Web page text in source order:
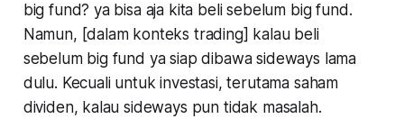
big fund? ya bisa aja kita beli sebelum big fund.
Namun, [dalam konteks trading] kalau beli
sebelum big fund ya siap dibawa sideways lama
dulu. Kecuali untuk investasi, terutama saham
dividen, kalau sideways pun tidak masalah.